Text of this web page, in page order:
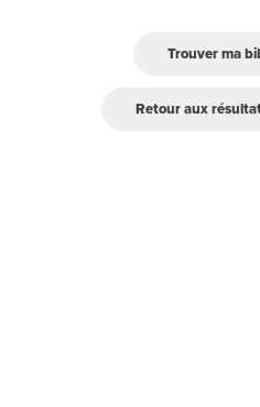
Trouver ma
Retour aux